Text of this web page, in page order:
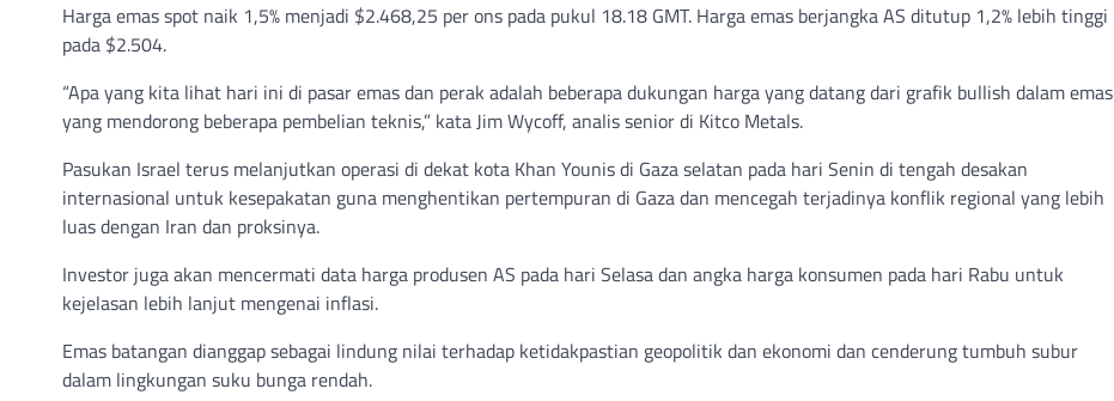
Harga emas spot naik 1,5% menjadi $2.468,25 per ons pada pukul 18.18 GMT. Harga emas berjangka AS ditutup 1,2% lebih tinggi
pada $2.504.
“Apa yang kita lihat hari ini di pasar emas dan perak adalah beberapa dukungan harga yang datang dari grafik bullish dalam emas
yang mendorong beberapa pembelian teknis,” kata Jim Wycoff, analis senior di Kitco Metals.
Pasukan Israel terus melanjutkan operasi di dekat kota Khan Younis di Gaza selatan pada hari Senin di tengah desakan
internasional untuk kesepakatan guna menghentikan pertempuran di Gaza dan mencegah terjadinya konflik regional yang lebih
luas dengan Iran dan proksinya.
Investor juga akan mencermati data harga produsen AS pada hari Selasa dan angka harga konsumen pada hari Rabu untuk
kejelasan lebih lanjut mengenai inflasi.
Emas batangan dianggap sebagai lindung nilai terhadap ketidakpastian geopolitik dan ekonomi dan cenderung tumbuh subur
dalam lingkungan suku bunga rendah.